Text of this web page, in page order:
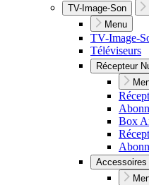
TV-Image-Son
Menu
TV-Image-
Téléviseurs
Récepteur
Box
Accessoires